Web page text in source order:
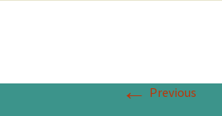
← Previous